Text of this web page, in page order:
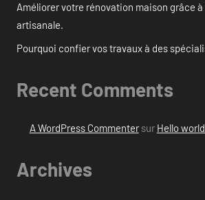
Améliorer votre rénovation maison grâce à
artisanale.
Pourquoi confier vos travaux à des
Recent Comments
A WordPress Commentersur Hello
Archives